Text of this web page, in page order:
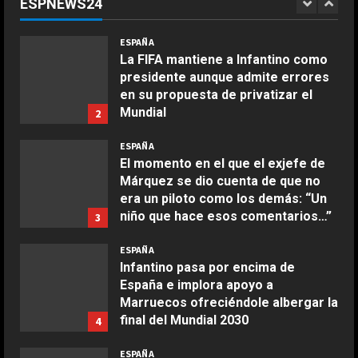
ESPNEWS24
1
Infantino de llevarla a Marruecos:
Agosto 6, 2026
2
ESPAÑA
La FIFA mantiene a Infantino como
presidente aunque admite errores
en su propuesta de privatizar el
Mundial
3
ESPAÑA
El momento en el que el exjefe de
Márquez se dio cuenta de que no
era un piloto como los demás: “Un
niño que hace esos comentarios…”
4
ESPAÑA
Infantino pasa por encima de
España e implora apoyo a
Marruecos ofreciéndole albergar la
final del Mundial 2030
ESPAÑA
Ensalada de espinacas deliciosa
Boquerones fritos en freidora de
aire
Aprile 24, 2026
Buñuelos de alcachofas
Aprile 5, 2026